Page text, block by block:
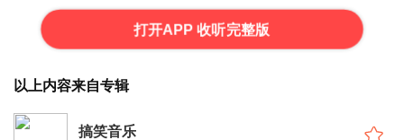
打开APP 收听完整版
以上内容来自专辑
搞笑音乐